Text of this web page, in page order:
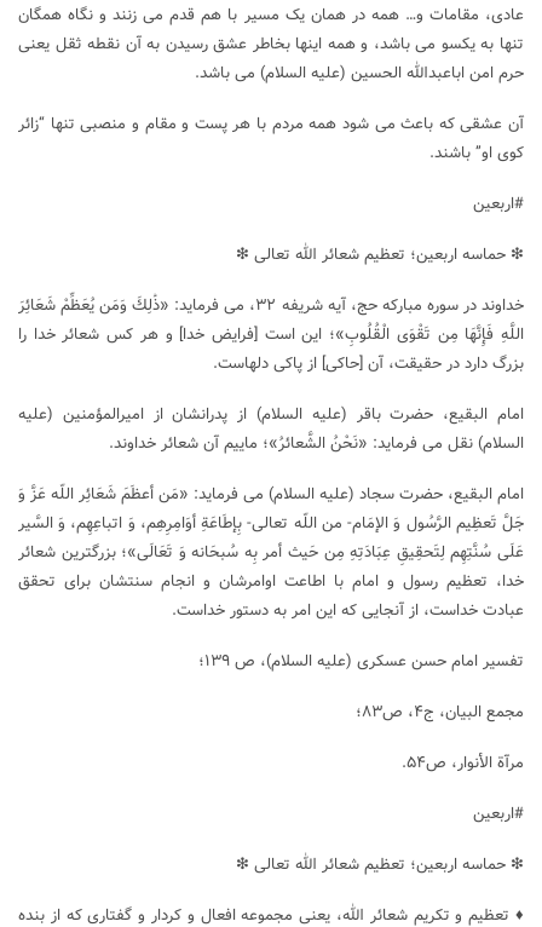
عادی، مقامات و… همه در همان یک مسیر با هم قدم می زنند و نگاه همگان
تنها به یکسو می باشد، و همه اینها بخاطر عشق رسیدن به آن نقطه ثقل یعنی
حرم امن اباعبدالله الحسین (علیه السلام) می باشد.
آن عشقی که باعث می شود همه مردم با هر پست و مقام و منصبی تنها “زائر
کوی او” باشند.
#اربعین
❇ حماسه اربعین؛ تعظیم شعائر الله تعالی ❇
خداوند در سوره مبارکه حج، آیه شریفه ۳۲، می فرماید: «ذَٰلِكَ وَمَن يُعَظِّمْ شَعَائِرَ
اللَّهِ فَإِنَّهَا مِن تَقْوَى الْقُلُوبِ»؛ اين است [فرايض خدا] و هر كس شعائر خدا را
بزرگ دارد در حقيقت، آن [حاكى‌] از پاكى دلهاست.
امام البقیع، حضرت باقر (علیه السلام) از پدرانشان از امیرالمؤمنین (علیه
السلام) نقل می فرماید: «نَحْنُ الشَّعائرُ»؛ ماییم آن شعائر خداوند.
امام البقیع، حضرت سجاد (علیه السلام) می فرماید: «مَن أعظَمَ شَعَائِر اللّه عَزَّ وَ
جَلَّ تَعظِيم الرَّسُول وَ الإمَام- من اللّه تعالى- بِإطَاعَةِ أوَامِرِهِم، وَ اتباعِهِم، وَ السَّير
عَلَى سُنَّتِهِم لِتَحقِيقِ عِبَادَتِهِ مِن حَيث أمر بِه سُبحَانه وَ تَعَالَى»؛ بزرگترین شعائر
خدا، تعظیم رسول و امام با اطاعت اوامرشان و انجام سنتشان برای تحقق
عبادت خداست، از آنجایی که این امر به دستور خداست.
تفسیر امام حسن عسکری (علیه السلام)، ص ۱۳۹؛
مجمع البیان، ج۴، ص۸۳؛
مرآة الأنوار، ص۵۴.
#اربعین
❇ حماسه اربعین؛ تعظیم شعائر الله تعالی ❇
♦ تعظیم و تکریم شعائر الله، یعنی مجموعه افعال و کردار و گفتاری که از بنده